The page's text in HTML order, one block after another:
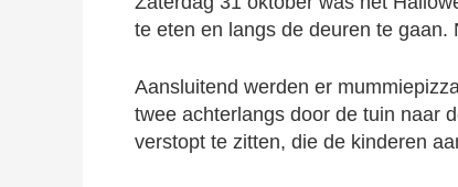
te eten en langs de deuren te
Aansluitend werden er
twee achterlangs door de tuin naar
verstopt te zitten, die de kinderen